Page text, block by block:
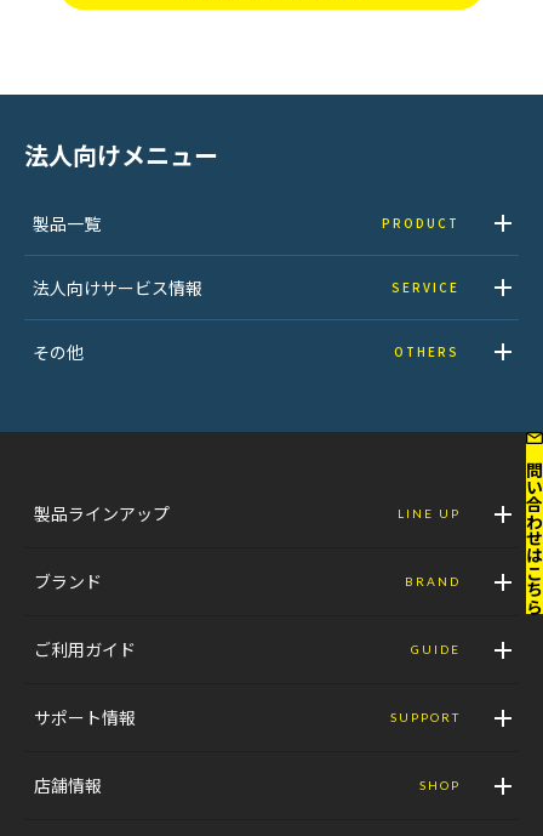
法人向けメニュー
製品一覧 PRODUCT
法人向けサービス情報 SERVICE
その他 OTHERS
お問い合
製品ラインアップ LINE UP
ブランド BRAND
ご利用ガイド GUIDE
サポート情報 SUPPORT
店舗情報 SHOP